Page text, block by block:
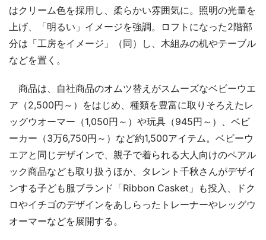
はクリーム色を採用し、柔らかい雰囲気に。照明の光量を
上げ、「明るい」イメージを強調。ロフトになった2階部
分は「工房をイメージ」（同）し、木組みの机やテーブル
などを置く。
商品は、自社商品のオムツ替えがスムーズなベビーウエ
ア（2,500円～）をはじめ、種類を豊富に取りそろえたレ
ッグウオーマー（1,050円～）や玩具（945円～）、ベビ
ーカー（3万6,750円～）など約1,500アイテム。ベビーウ
エアと同じデザインで、親子で着られる大人向けのペアル
ック商品なども取り扱うほか、タレント千秋さんがデザイ
ンする子ども服ブランド「Ribbon Casket」も投入、ドク
ロやイチゴのデザインをあしらったトレーナーやレッグウ
オーマーなどを展開する。